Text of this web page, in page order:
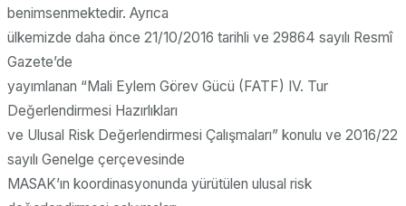
benimsenmektedir. Ayrıca
ülkemizde daha önce 21/10/2016 tarihli ve 29864 sayılı Resmî
Gazete’de
yayımlanan “Mali Eylem Görev Gücü (FATF) IV. Tur
Değerlendirmesi Hazırlıkları
ve Ulusal Risk Değerlendirmesi Çalışmaları” konulu ve 2016/22
sayılı Genelge çerçevesinde
MASAK’ın koordinasyonunda yürütülen ulusal risk